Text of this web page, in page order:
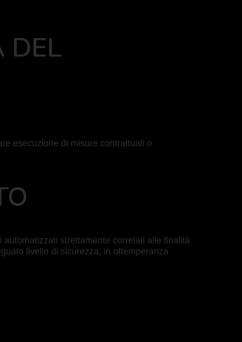
DEL
esecuzione di misure contrattuali o
strettamente correlati alle finalità
livello di sicurezza, in ottemperanza